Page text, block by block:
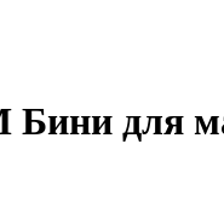
Бини для